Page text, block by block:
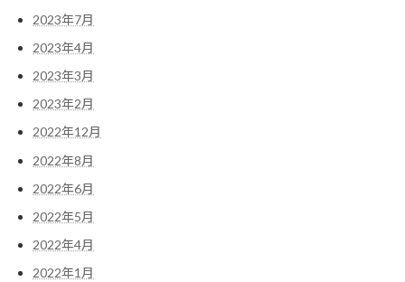
2023年7月
2023年4月
2023年3月
2023年2月
2022年12月
2022年8月
2022年6月
2022年5月
2022年4月
2022年1月